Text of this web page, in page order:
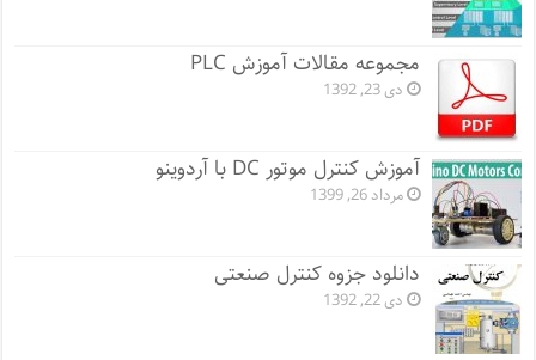
مجموعه مقالات آموزش PLC
دی 23, 1392
آموزش کنترل موتور DC با آردوینو
مرداد 26, 1399
دانلود جزوه کنترل صنعتی
دی 22, 1392